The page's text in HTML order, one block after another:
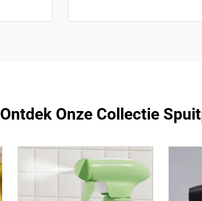
Ontdek Onze Collectie